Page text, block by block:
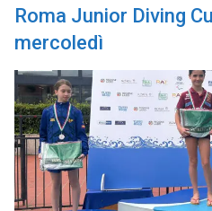
Roma Junior Diving
mercoledì